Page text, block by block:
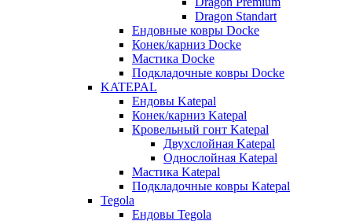
Dragon Standart
Ендовные ковры Docke
Конек/карниз Docke
Мастика Docke
Подкладочные ковры Docke
KATEPAL
Ендовы Katepal
Конек/карниз Katepal
Кровельный гонт Katepal
Двухслойная Katepal
Однослойная Katepal
Мастика Katepal
Подкладочные ковры Katepal
Tegola
Ендовы Tegola